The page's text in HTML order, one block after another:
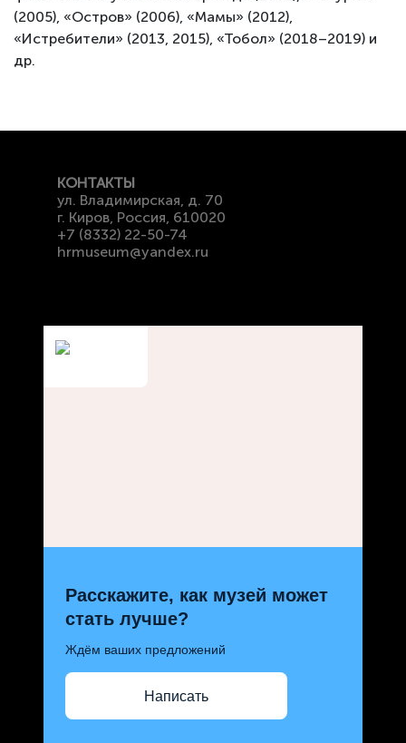
(2005), «Остров» (2006), «Мамы» (2012),
«Истребители» (2013, 2015), «Тобол» (2018–2019) и
др.
КОНТАКТЫ
ул. Владимирская, д. 70
г. Киров, Россия, 610020
+7 (8332) 22-50-74
hrmuseum@yandex.ru
Расскажите, как музей может
стать лучше?
Ждём ваших предложений
Написать